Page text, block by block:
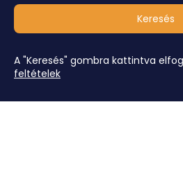
Keresés
A "Keresés" gombra kattintva
feltételek